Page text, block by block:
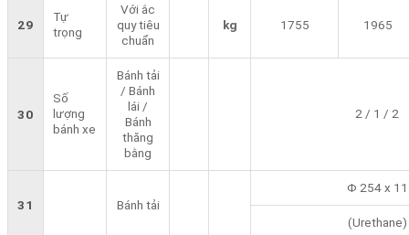
29
Tự
trọng
Với ắc
quy tiêu
chuẩn
kg 1755 1965
30
Số
lượng
bánh xe
Bánh tải
/ Bánh
lái /
Bánh
thăng
bằng
2 / 1 / 2
31 Bánh tải
Φ 254 x 11
(Urethane)